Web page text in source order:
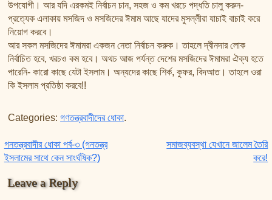
উপযোগী। আর যদি এরকমই নির্বাচন চান, সহজ ও কম খরচে পদ্ধতি চালু করুন-
প্রত্যেক এলাকায় মসজিদ ও মসজিদের ঈমাম আছে যাদের মুসল্লীরা যাচাই বাচাই করে
নিয়োগ করবে।
আর সকল মসজিদের ঈমামরা একজন নেতা নির্বাচন করুক। তাহলে দ্বীনদার লোক
নির্বাচিত হবে, খরচও কম হবে। অথচ আজ পর্যন্ত দেশের মসজিদের ঈমামরা ঐক্য হতে
পারেনি- কারো কাছে যেটা ইসলাম। অন্যদের কাছে শির্ক, কুফর, বিদআত। তাহলে ওরা
কি ইসলাম প্রতিষ্ঠা করবে!!
Categories: গণতন্ত্রবাদীদের ধোকা.
Post navigation
গনতন্ত্রবাদীর ধোকা পর্ব-৩ (গনতন্ত্র
ইসলামের সাথে কেন সাংর্ঘষিক?)
সমাজব্যবস্থা যেখানে জালেম তৈরি
করে!
Leave a Reply